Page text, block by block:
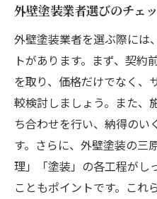
外壁塗装業者選びのチェ
外壁塗装業者を選ぶ際には
トがあります。まず、契約
を取り、価格だけでなく、
較検討しましょう。また、
ち合わせを行い、納得のい
す。さらに、外壁塗装の三
理」「塗装」の各工程がし
こともポイントです。これ